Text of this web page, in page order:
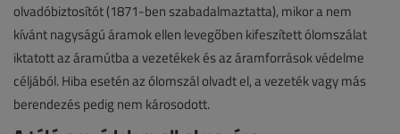
olvadóbiztosítót (1871-ben szabadalmaztatta), mikor a nem
kívánt nagyságú áramok ellen levegőben kifeszített ólomszálat
iktatott az áramútba a vezetékek és az áramforrások védelme
céljából. Hiba esetén az ólomszál olvadt el, a vezeték vagy más
berendezés pedig nem károsodott.